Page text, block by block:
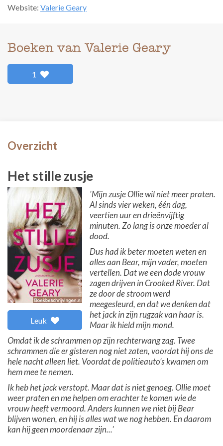
Website: Valerie Geary
Boeken van Valerie Geary
1
Overzicht
Het stille zusje
Leuk
'Mijn zusje Ollie wil niet meer praten.
Al sinds vier weken, één dag,
veertien uur en drieënvijftig
minuten. Zo lang is onze moeder al
dood.
Dus had ik beter moeten weten en
alles aan Bear, mijn vader, moeten
vertellen. Dat we een dode vrouw
zagen drijven in Crooked River. Dat
ze door de stroom werd
meegesleurd, en dat we denken dat
het jack in zijn rugzak van haar is.
Maar ik hield mijn mond.
Omdat ik de schrammen op zijn rechterwang zag. Twee
schrammen die er gisteren nog niet zaten, voordat hij ons de
hele nacht alleen liet. Voordat de politieauto’s kwamen om
hem mee te nemen.
Ik heb het jack verstopt. Maar dat is niet genoeg. Ollie moet
weer praten en me helpen om erachter te komen wie de
vrouw heeft vermoord. Anders kunnen we niet bij Bear
blijven wonen, en hij is alles wat we nog hebben. En daarom
kan hij geen moordenaar zijn...'